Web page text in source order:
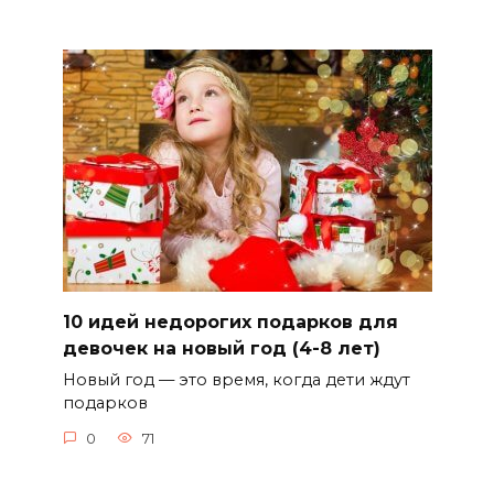
10 идей недорогих подарков для
девочек на новый год (4-8 лет)
Новый год — это время, когда дети ждут
подарков
0 71